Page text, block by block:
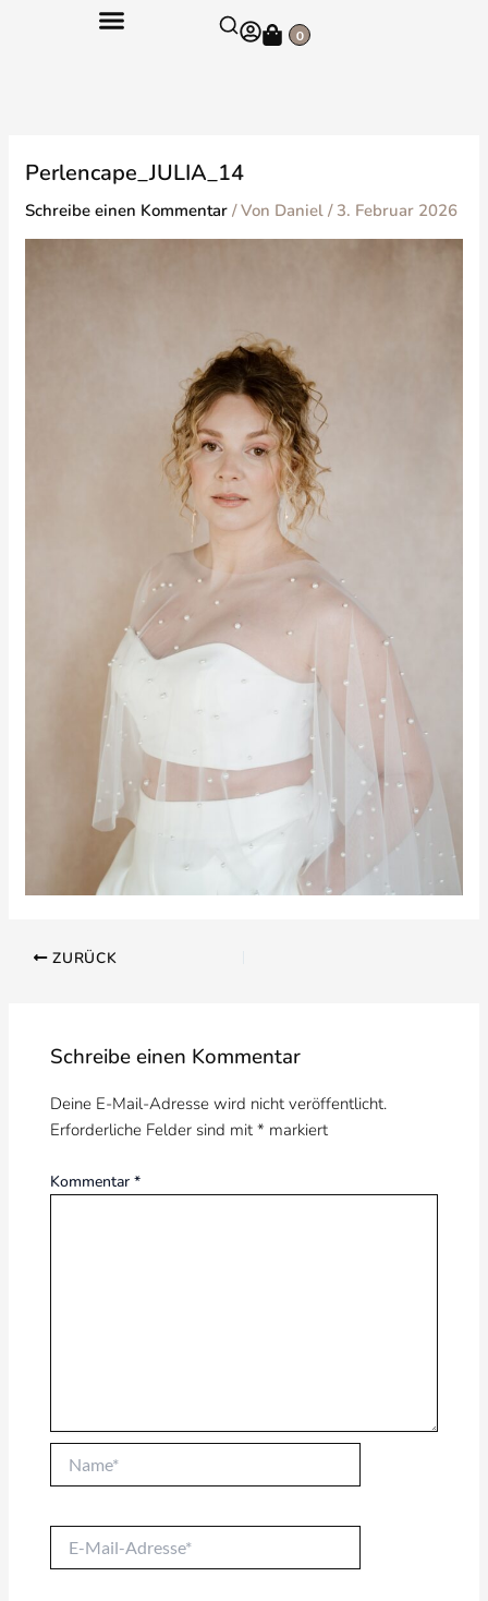
0
Warenkorb
Perlencape_JULIA_14
Schreibe einen Kommentar / Von Daniel/ 3. Februar 2026
ZURÜCK
Schreibe einen Kommentar
Deine E-Mail-Adresse wird nicht veröffentlicht.
Erforderliche Felder sind mit * markiert
Kommentar *
Mail-